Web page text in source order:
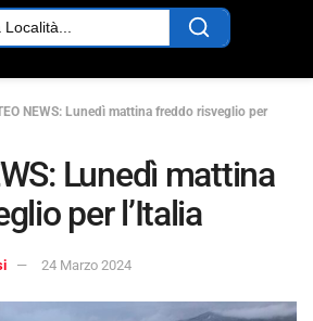
NEWS: Lunedì mattina freddo risveglio per
Lunedì mattina
per l’Italia
24 Marzo 2024